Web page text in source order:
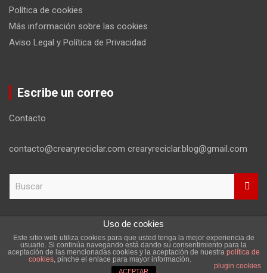
Política de cookies
Más información sobre las cookies
Aviso Legal y Política de Privacidad
Escribe un correo
Contacto
contacto@crearyreciclar.com crearyreciclar.blog@gmail.com
c
Copyright ©2026
Aviso Legal y Política de Privacidad
Tema por:Theme Horse Funciona gracias a:
Uso de cookies
Este sitio web utiliza cookies para que usted tenga la mejor experiencia de
usuario. Si continúa navegando está dando su consentimiento para la
aceptación de las mencionadas cookies y la aceptación de nuestra política de
cookies, pinche el enlace para mayor información.
plugin cookies
ACEPTAR